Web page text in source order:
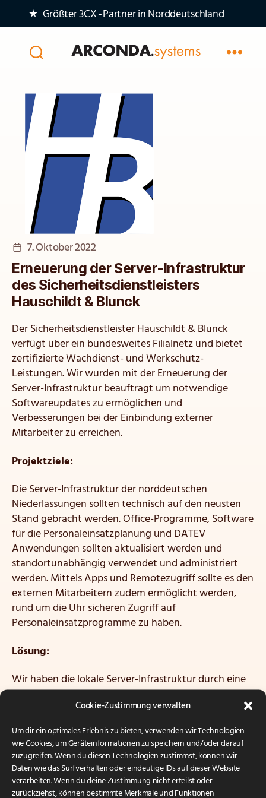
Cookie-Zustimmung verwalten
Um dir ein optimales Erlebnis zu bieten, verwenden wir Technologien
wie Cookies, um Geräteinformationen zu speichern und/oder darauf
zuzugreifen. Wenn du diesen Technologien zustimmst, können wir
Daten wie das Surfverhalten oder eindeutige IDs auf dieser Website
verarbeiten. Wenn du deine Zustimmung nicht erteilst oder
zurückziehst, können bestimmte Merkmale und Funktionen
★ Größter 3CX‑Partner in Norddeutschland
AG
Veröffentlichungsdatum
7. Oktober 2022
Erneuerung der Server-Infrastruktur
des Sicherheitsdienstleisters
Hauschildt & Blunck
Der Sicherheitsdienstleister Hauschildt & Blunck
verfügt über ein bundesweites Filialnetz und bietet
zertifizierte Wachdienst- und Werkschutz-
Leistungen. Wir wurden mit der Erneuerung der
Server-Infrastruktur beauftragt um notwendige
Softwareupdates zu ermöglichen und
Verbesserungen bei der Einbindung externer
Mitarbeiter zu erreichen.
Projektziele:
Die Server-Infrastruktur der norddeutschen
Niederlassungen sollten technisch auf den neusten
Stand gebracht werden. Office-Programme, Software
für die Personaleinsatzplanung und DATEV
Anwendungen sollten aktualisiert werden und
standortunabhängig verwendet und administriert
werden. Mittels Apps und Remotezugriff sollte es den
externen Mitarbeitern zudem ermöglicht werden,
rund um die Uhr sicheren Zugriff auf
Personaleinsatzprogramme zu haben.
Lösung:
Wir haben die lokale Server-Infrastruktur durch eine
Cloud-basierte Lösung ersetzt. Hierfür führten wir
eine Server-Virtualisierung und einen Umzug in unser
Rechenzentrum (Arconda Cloud) durch. Durch den
Betrieb im Rechenzentrum konnte die Verfügbarkeit
und Response-Zeit erheblich gesteigert werden.
Über die Einrichtung einer VPN-Verbindung haben